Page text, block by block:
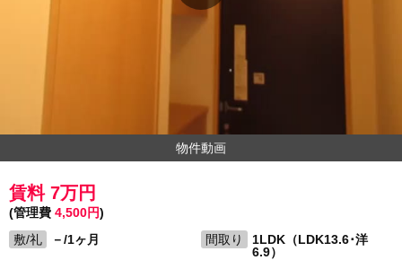
物件動画
賃料 7万円
(管理費 4,500円)
敷/礼
－/1ヶ月 間取り
1LDK（LDK13.6･洋
6.9）